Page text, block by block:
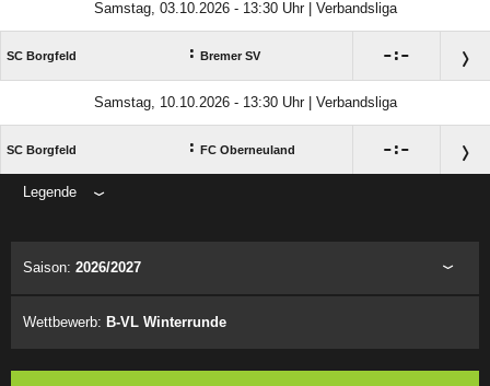
Samstag, 03.10.2026 - 13:30 Uhr | Verbandsliga
SC Borgfeld : Bremer SV :
Samstag, 10.10.2026 - 13:30 Uhr | Verbandsliga
SC Borgfeld : FC Oberneuland :
Legende
Saison: 2026/2027
Wettbewerb: B-VL Winterrunde